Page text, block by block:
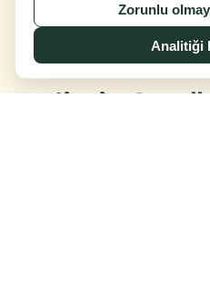
Lojistik
Zorunlu
Analitiği